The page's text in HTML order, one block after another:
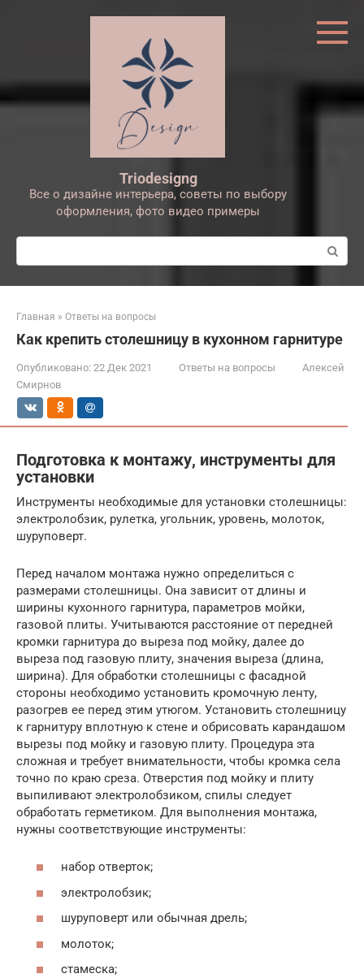
Triodesigng
Все о дизайне интерьера, советы по выбору
оформления, фото видео примеры
Поиск:
Главная » Ответы на вопросы
Как крепить столешницу в кухонном гарнитуре
Опубликовано: 22 Дек 2021 Ответы на вопросы
Алексей
Смирнов
Подготовка к монтажу, инструменты для
установки
Инструменты необходимые для установки столешницы:
электролобзик, рулетка, угольник, уровень, молоток,
шуруповерт.
Перед началом монтажа нужно определиться с
размерами столешницы. Она зависит от длины и
ширины кухонного гарнитура, параметров мойки,
газовой плиты. Учитываются расстояние от передней
кромки гарнитура до выреза под мойку, далее до
выреза под газовую плиту, значения выреза (длина,
ширина). Для обработки столешницы с фасадной
стороны необходимо установить кромочную ленту,
разогрев ее перед этим утюгом. Установить столешницу
к гарнитуру вплотную к стене и обрисовать карандашом
вырезы под мойку и газовую плиту. Процедура эта
сложная и требует внимательности, чтобы кромка села
точно по краю среза. Отверстия под мойку и плиту
выпиливают электролобзиком, спилы следует
обработать герметиком. Для выполнения монтажа,
нужны соответствующие инструменты:
набор отверток;
электролобзик;
шуруповерт или обычная дрель;
молоток;
стамеска;